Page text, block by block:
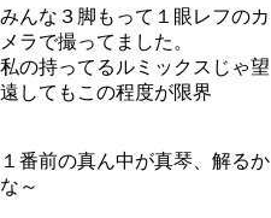
みんな３脚もって１眼レフのカ
メラで撮ってました。
私の持ってるルミックスじゃ望
遠してもこの程度が限界
１番前の真ん中が真琴、解るか
な～